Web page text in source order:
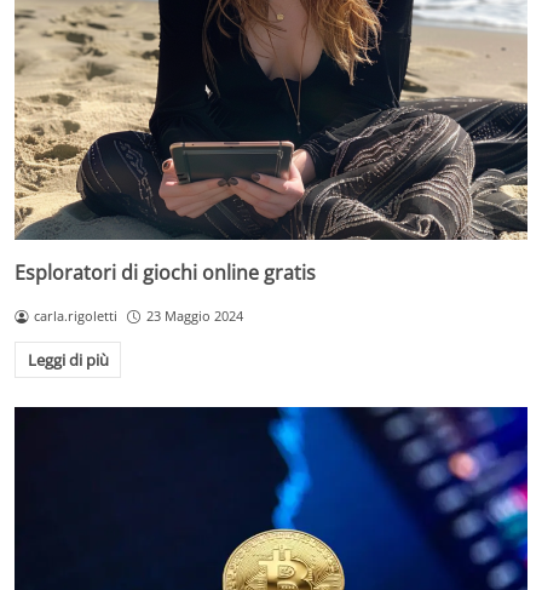
Esploratori di giochi online gratis
carla.rigoletti 23 Maggio 2024
Leggi di più